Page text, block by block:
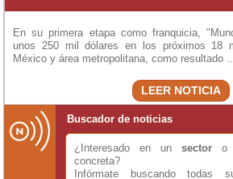
En su primera etapa como franquicia,
unos 250 mil dólares en los próximos 18
México y área metropolitana, como resultado ...
LEER NOTICIA
Buscador de noticias
¿Interesado en un sector o
concreta?
Infórmate buscando todas